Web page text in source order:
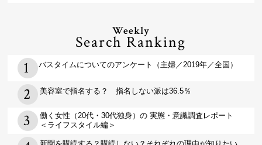
Weekly
Search Ranking
バスタイムについてのアンケート（主婦／2019年／全国）
美容室で指名する？ 指名しない派は36.5％
働く女性（20代・30代独身）の 実態・意識調査レポート
＜ライフスタイル編＞